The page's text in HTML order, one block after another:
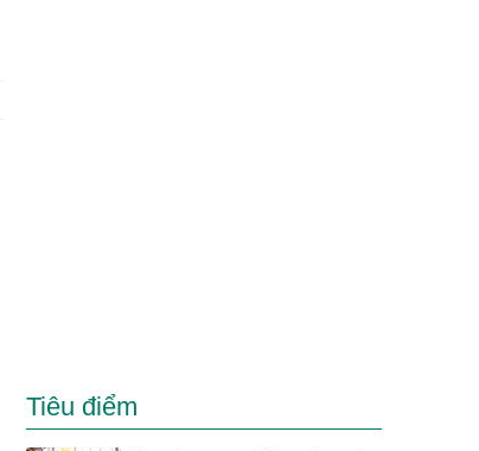
Tiêu điểm